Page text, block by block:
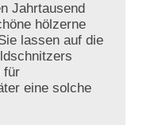
Jahrtausend
hölzerne
lassen auf die
für
eine solche